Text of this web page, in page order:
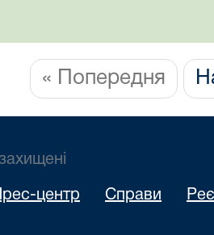
« Попередня
центр Справи